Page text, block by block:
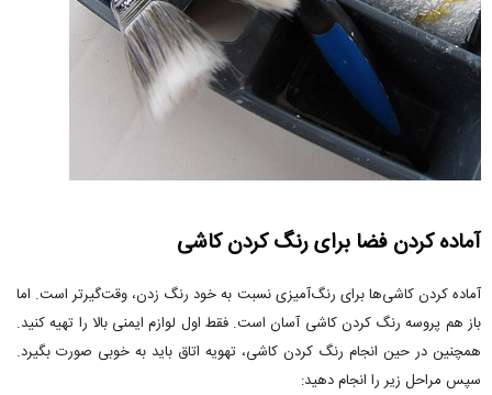
آماده کردن فضا برای رنگ کردن کاشی
آماده کردن کاشی‌ها برای رنگ‌آمیزی نسبت به خود رنگ زدن، وقت‌گیرتر است. اما
باز هم پروسه‌ رنگ کردن کاشی آسان است. فقط اول لوازم ایمنی بالا را تهیه کنید.
همچنین در حین انجام رنگ کردن کاشی، تهویه اتاق باید به خوبی صورت بگیرد.
سپس مراحل زیر را انجام دهید: